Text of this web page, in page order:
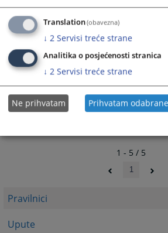
Pravilnici
Upute
1 - 5 / 5
1
Translation(obavezna)
↓ 2 Servisi treće strane
Analitika o posjećenosti stranica
↓ 2 Servisi treće strane
Ne prihvatam Prihvatam odabrane